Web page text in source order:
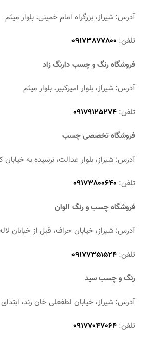
آدرس: شیراز، بزرگراه امام خمینی، بلوار میثم
تلفن: 09173877800
فروشگاه رنگ و چسب دارنگ زاد
آدرس: شیراز، بلوار امیرکبیر، بلوار میثم
تلفن: 09179125274
فروشگاه تخصصی چسب
آدرس: شیراز، بلوار عدالت، نرسیده به خیابان
تلفن: 09173800640
فروشگاه چسب و رنگ الوان
آدرس: شیراز، خیابان حراف، قبل از خیابان
تلفن: 09177351524
رنگ و چسب سید
آدرس: شیراز، خیابان لطفعلی خان زند،
تلفن: 09177047064